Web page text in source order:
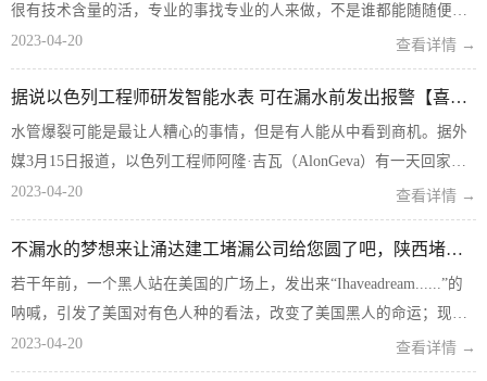
很有技术含量的活，专业的事找专业的人来做，不是谁都能随随便便
做的，做房屋防水补漏考虑问题涉及的因素很多，所以最好请专业的
防水师傅来做，如果想要投机取巧省点钱，可能花更多的钱才能弥...
2023-04-20 查看详情 →
据说以色列工程师研发智能水表 可在漏水前发出报警【喜报】
水管爆裂可能是最让人糟心的事情，但是有人能从中看到商机。据外
媒3月15日报道，以色列工程师阿隆·吉瓦（AlonGeva）有一天回家后
发现房屋水管爆裂，水流满地，在清理干净后，阿隆·吉瓦研究了一套
解决方案，防止这种情况的发生。报道称，阿隆...
2023-04-20 查看详情 →
不漏水的梦想来让涌达建工堵漏公司给您圆了吧，陕西堵漏公司联系电话
若干年前，一个黑人站在美国的广场上，发出来“Ihaveadream......”的
呐喊，引发了美国对有色人种的看法，改变了美国黑人的命运；现
在，宝塔区川口镇赵尧小区的业主也有一个梦想：我的房子不要再漏
水，能让我安心上班......看到这样的...
2023-04-20 查看详情 →